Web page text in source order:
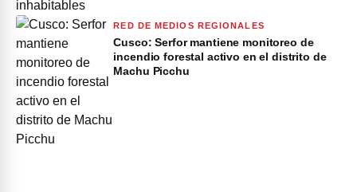
RED DE MEDIOS REGIONALES
Cusco: Serfor mantiene monitoreo de
incendio forestal activo en el distrito de
Machu Picchu